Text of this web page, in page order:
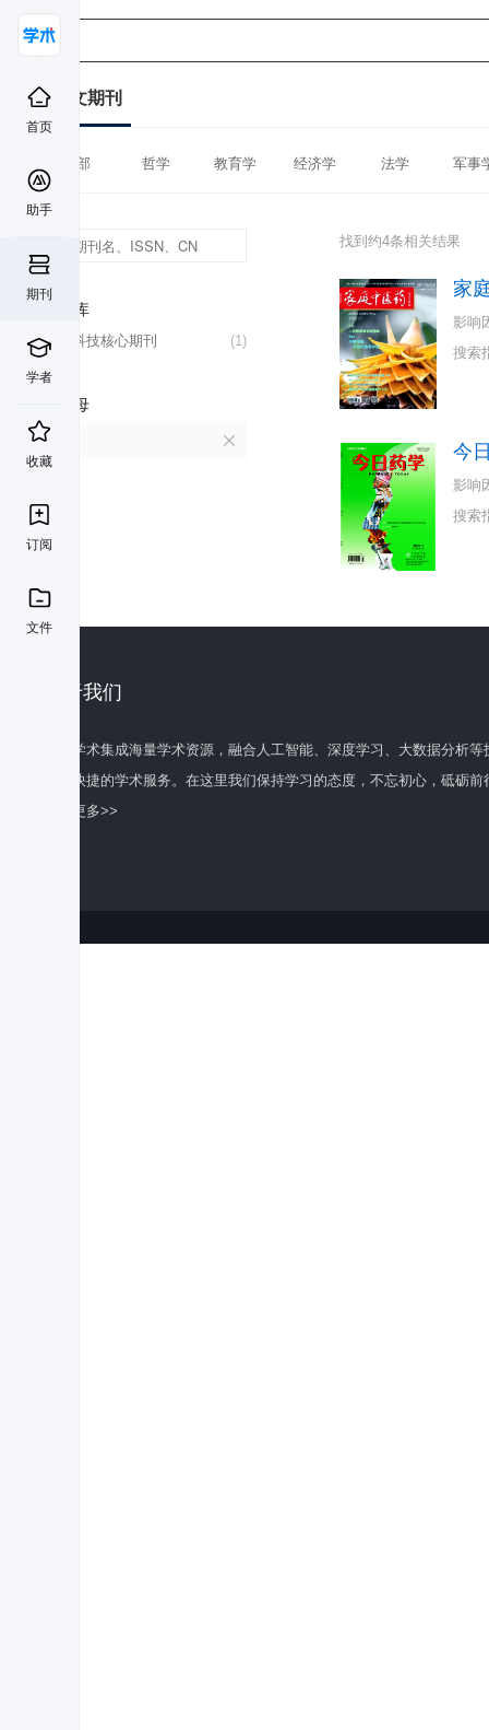
首页
助手
期刊
学者
收藏
订阅
文件
中文期刊
全部 哲学 教育学 经济学 法学 军事
数据库
(1)
中国科技核心期刊
首字母
找到约4条相关结果
家
影响
搜索
今
影响
搜索
关于我们
百度学术集成海量学术资源，融合人工智能、深度学习、大数据分析
全面快捷的学术服务。在这里我们保持学习的态度，不忘初心，砥砺前
了解更多>>